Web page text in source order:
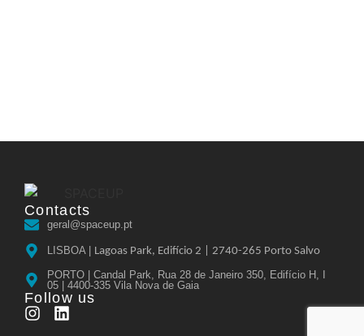
Contacts
geral@spaceup.pt
LISBOA | Lagoas Park, Edifício 2 | 2740-265 Porto Salvo
PORTO | Candal Park, Rua 28 de Janeiro 350, Edifício H, I
05 | 4400-335 Vila Nova de Gaia
Follow us